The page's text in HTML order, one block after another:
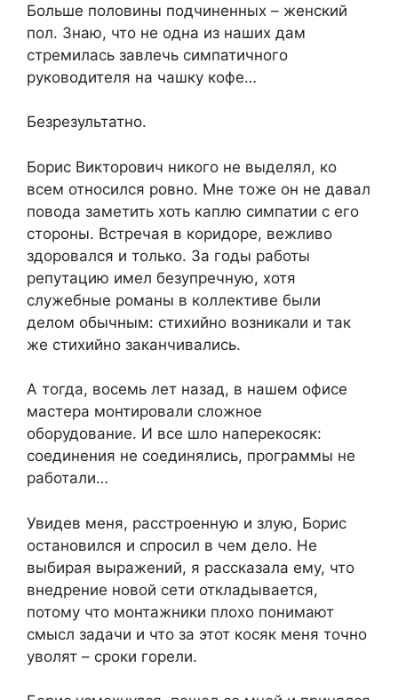
Больше половины подчиненных – женский
пол. Знаю, что не одна из наших дам
стремилась завлечь симпатичного
руководителя на чашку кофе…
Безрезультатно.
Борис Викторович никого не выделял, ко
всем относился ровно. Мне тоже он не давал
повода заметить хоть каплю симпатии с его
стороны. Встречая в коридоре, вежливо
здоровался и только. За годы работы
репутацию имел безупречную, хотя
служебные романы в коллективе были
делом обычным: стихийно возникали и так
же стихийно заканчивались.
А тогда, восемь лет назад, в нашем офисе
мастера монтировали сложное
оборудование. И все шло наперекосяк:
соединения не соединялись, программы не
работали…
Увидев меня, расстроенную и злую, Борис
остановился и спросил в чем дело. Не
выбирая выражений, я рассказала ему, что
внедрение новой сети откладывается,
потому что монтажники плохо понимают
смысл задачи и что за этот косяк меня точно
уволят – сроки горели.